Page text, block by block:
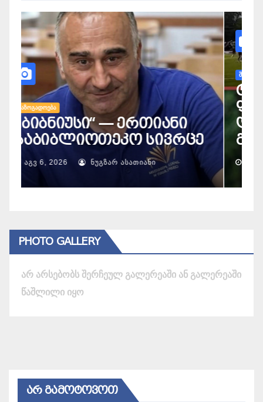
ᲡᲐᲖᲝᲒᲐᲓᲝᲔᲑᲐ
„ბიბნიუსი“ — ერთიანი
საბიბლიოთეკო სივრცე
ᲐᲒᲕ 6, 2026 ᲜᲣᲒᲖᲐᲠ ᲐᲡᲐᲗᲘᲐᲜᲘ
PHOTO GALLERY
არ არსებობს შერჩეულ გალერეაში ან გალერეაში
წაშლილი იყო
ᲐᲠ ᲒᲐᲛᲝᲢᲝᲕᲝᲗ